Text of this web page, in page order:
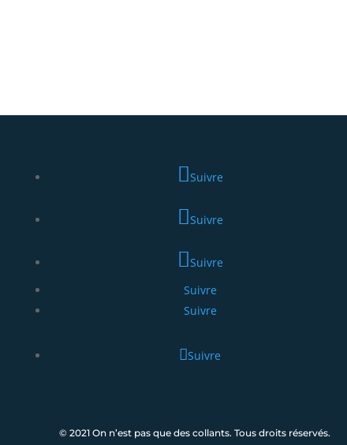
Suivre
Suivre
Suivre
Suivre
Suivre
Suivre
© 2021 On n’est pas que des collants. Tous droits réservés.